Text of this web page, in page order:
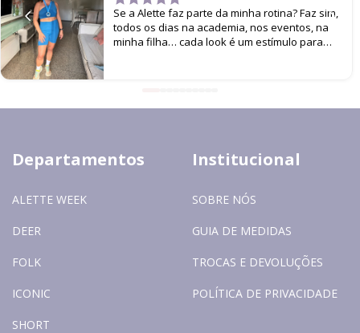
Se a Alette faz parte da minha rotina? Faz sim,
todos os dias na academia, nos eventos, na
minha filha… cada look é um estímulo para
Departamentos
ALETTE WEEK
DEER
FOLK
ICONIC
SHORT
Institucional
SOBRE NÓS
GUIA DE MEDIDAS
TROCAS E DEVOLUÇÕES
POLÍTICA DE PRIVACIDADE